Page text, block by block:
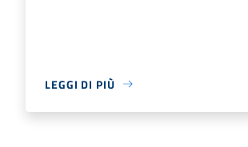
LEGGI DI PIÙ